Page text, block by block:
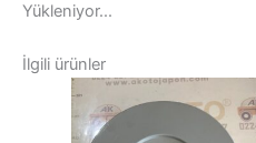
Yükleniyor...
İlgili ürünler